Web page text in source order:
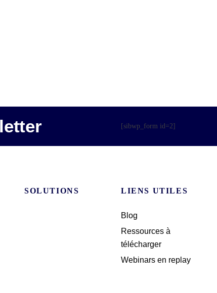
[sibwp_form id=2]
SOLUTIONS LIENS UTILES
Blog
Ressources à
télécharger
Webinars en replay